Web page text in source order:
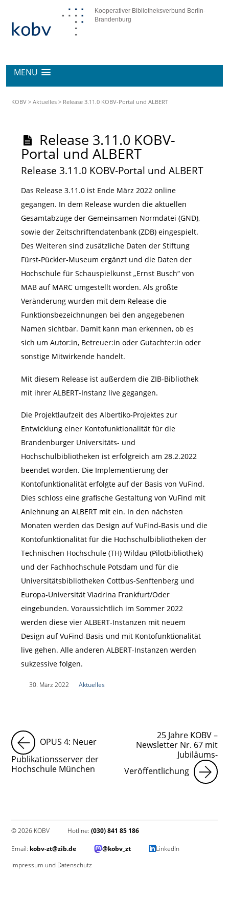
Kooperativer Bibliotheksverbund Berlin-
Brandenburg
MENU
KOBV >Aktuelles > Release 3.11.0 KOBV-Portal und ALBERT
Release 3.11.0 KOBV-
Portal und ALBERT
Release 3.11.0 KOBV-Portal und ALBERT
Das Release 3.11.0 ist Ende März 2022 online
gegangen. In dem Release wurden die aktuellen
Gesamtabzüge der Gemeinsamen Normdatei (GND),
sowie der Zeitschriftendatenbank (ZDB) eingespielt.
Des Weiteren sind zusätzliche Daten der Stiftung
Fürst-Pückler-Museum ergänzt und die Daten der
Hochschule für Schauspielkunst „Ernst Busch“ von
MAB auf MARC umgestellt worden. Als größte
Veränderung wurden mit dem Release die
Funktionsbezeichnungen bei den angegebenen
Namen sichtbar. Damit kann man erkennen, ob es
sich um Autor:in, Betreuer:in oder Gutachter:in oder
sonstige Mitwirkende handelt.
Mit diesem Release ist außerdem die ZIB-Bibliothek
mit ihrer ALBERT-Instanz live gegangen.
Die Projektlaufzeit des Albertiko-Projektes zur
Entwicklung einer Kontofunktionalität für die
Brandenburger Universitäts- und
Hochschulbibliotheken ist erfolgreich am 28.2.2022
beendet worden. Die Implementierung der
Kontofunktionalität erfolgte auf der Basis von VuFind.
Dies schloss eine grafische Gestaltung von VuFind mit
Anlehnung an ALBERT mit ein. In den nächsten
Monaten werden das Design auf VuFind-Basis und die
Kontofunktionalität für die Hochschulbibliotheken der
Technischen Hochschule (TH) Wildau (Pilotbibliothek)
und der Fachhochschule Potsdam und für die
Universitätsbibliotheken Cottbus-Senftenberg und
Europa-Universität Viadrina Frankfurt/Oder
eingebunden. Voraussichtlich im Sommer 2022
werden diese vier ALBERT-Instanzen mit neuem
Design auf VuFind-Basis und mit Kontofunktionalität
live gehen. Alle anderen ALBERT-Instanzen werden
sukzessive folgen.
30. März 2022 Aktuelles
OPUS 4: Neuer
Publikationsserver der
Hochschule München
25 Jahre KOBV –
Newsletter Nr. 67 mit
Jubiläums-
Veröffentlichung
© 2026 KOBV Hotline:(030) 841 85 186
Email: kobv-zt@zib.de @kobv_zt
LinkedIn
Impressum und Datenschutz